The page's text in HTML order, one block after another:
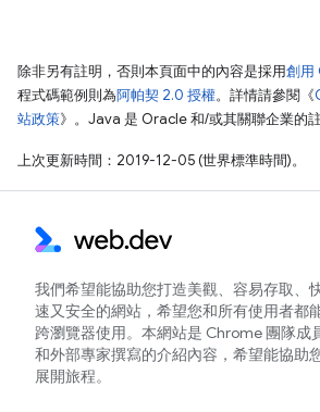
除非另有註明，否則本頁面中的內容是採用創用
程式碼範例則為阿帕契 2.0 授權。詳情請參閱《
站政策》。Java 是 Oracle 和/或其關聯企業的註
上次更新時間：2019-12-05 (世界標準時間)。
我們希望能協助您打造美觀、容易存取、
速又安全的網站，希望您和所有使用者都
跨瀏覽器使用。本網站是 Chrome 團隊成
和外部專家撰寫的介紹內容，希望能協助
展開旅程。